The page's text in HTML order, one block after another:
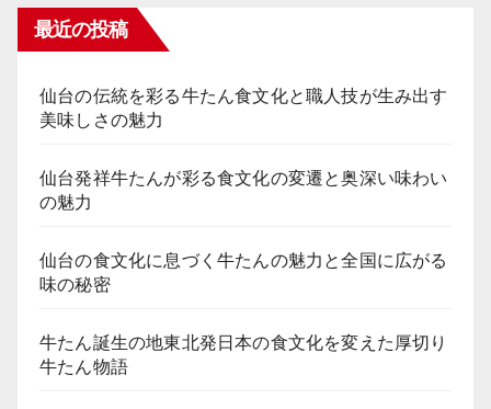
最近の投稿
仙台の伝統を彩る牛たん食文化と職人技が生み出す
美味しさの魅力
仙台発祥牛たんが彩る食文化の変遷と奥深い味わい
の魅力
仙台の食文化に息づく牛たんの魅力と全国に広がる
味の秘密
牛たん誕生の地東北発日本の食文化を変えた厚切り
牛たん物語